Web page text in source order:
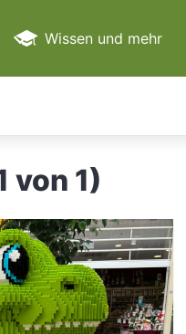
Wissen und mehr
Apps, Dienste & mehr
Reise
Hersteller
von 1)